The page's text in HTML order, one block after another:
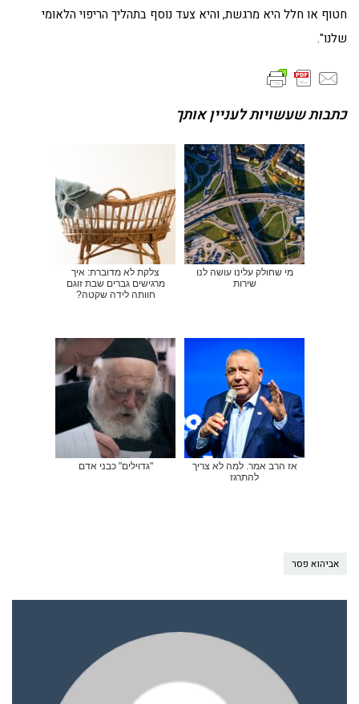
חטוף או חלל היא מרגשת, והיא צעד נוסף בתהליך הריפוי הלאומי
שלנו".
כתבות שעשויות לעניין אותך
מי שחולק עלינו עושה לנו
שירות
צלקת לא מדוברת: איך
מרגישים גברים שבת זוגם
חוותה לידה שקטה?
אז הרב אמר. למה לא צריך
להתרגז
"גדוילים" כבני אדם
אביהוא פסר